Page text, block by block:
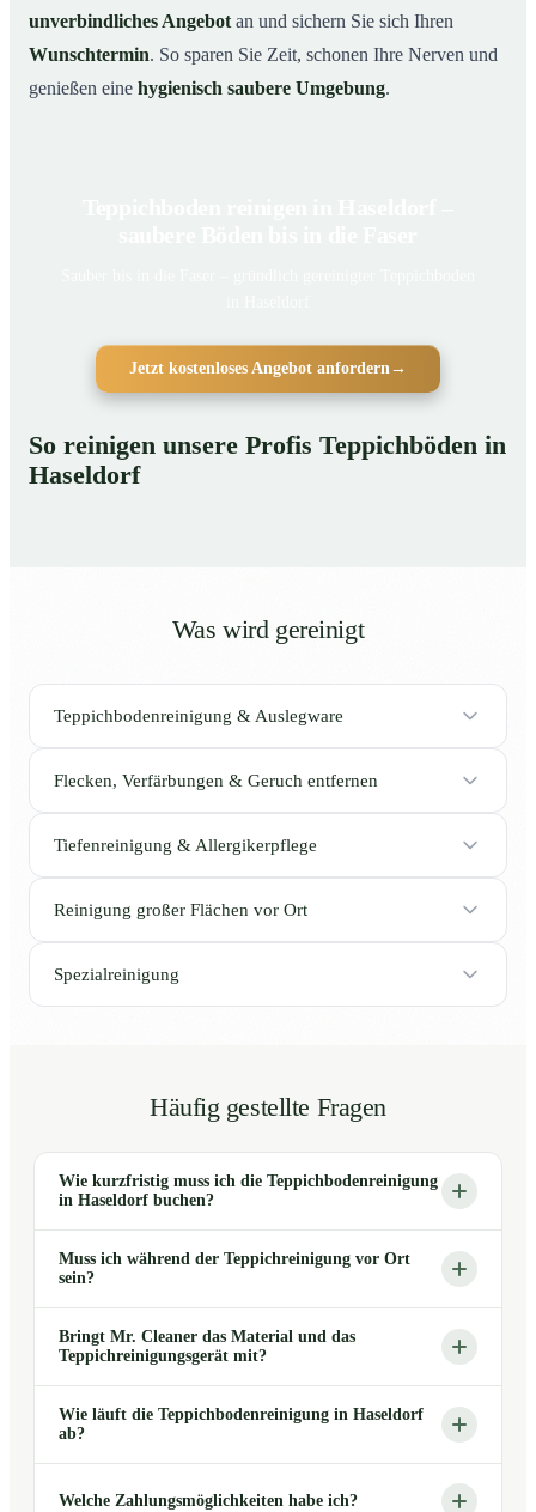
unverbindliches Angebot an und sichern Sie sich Ihren
Wunschtermin. So sparen Sie Zeit, schonen Ihre Nerven und
genießen eine hygienisch saubere Umgebung.
Jetzt kostenloses Angebot anfordern→
So reinigen unsere Profis Teppichböden in
Haseldorf
Was wird gereinigt
Teppichbodenreinigung & Auslegware
Flecken, Verfärbungen & Geruch entfernen
Tiefenreinigung & Allergikerpflege
Reinigung großer Flächen vor Ort
Spezialreinigung
Häufig gestellte Fragen
Wie kurzfristig muss ich die Teppichbodenreinigung
in Haseldorf buchen?
Muss ich während der Teppichreinigung vor Ort
sein?
Bringt Mr. Cleaner das Material und das
Teppichreinigungsgerät mit?
Wie läuft die Teppichbodenreinigung in Haseldorf
ab?
Welche Zahlungsmöglichkeiten habe ich?